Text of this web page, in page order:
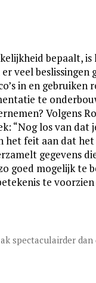
bepaalt,
veel beslissingen
in en gebruiken
te
Volgens
“Nog los van dat
het feit aan dat
gegevens
goed mogelijk te
te
spectaculairder